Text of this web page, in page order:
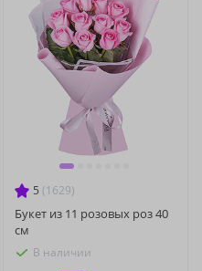
5 (1629)
Букет из 11 розовых роз 40
см
В наличии